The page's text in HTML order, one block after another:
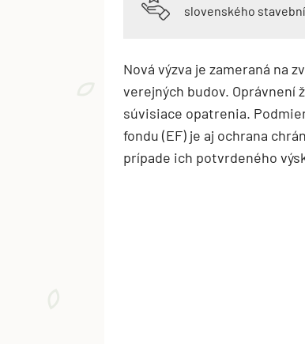
slovenského
Nová výzva je zameraná na
verejných budov. Oprávnení
súvisiace opatrenia.
fondu (EF) je aj ochrana
prípade ich potvrdeného